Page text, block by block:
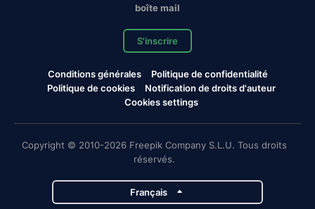
boîte mail
S'inscrire
Conditions générales
Politique de confidentialité
Politique de cookies
Notification de droits d'auteur
Cookies settings
Copyright © 2010-2026 Freepik Company S.L.U. Tous droits
réservés.
Français